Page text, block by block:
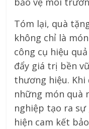
Tóm lại, quà
không chỉ là
công cụ hiệu
đẩy giá trị bền
thương hiệu. Khi
những món quà
nghiệp tạo ra
hiện cam kết